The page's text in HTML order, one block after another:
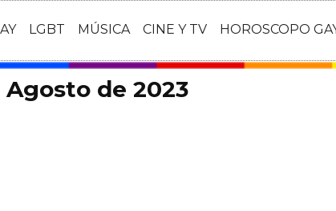
LGBT MÚSICA CINE Y TV HOROSCOPO
de 2023